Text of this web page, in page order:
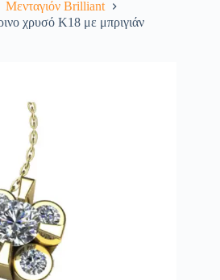
Μενταγιόν Brilliant
χρυσό Κ18 με μπριγιάν